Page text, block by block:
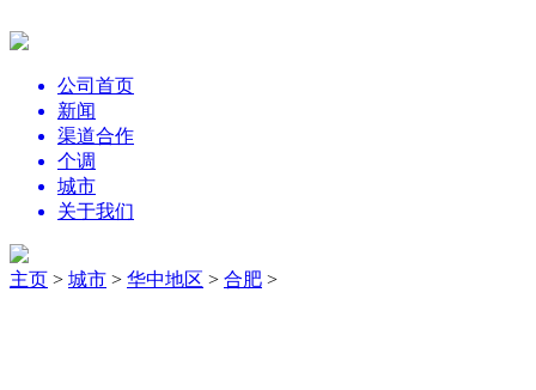
公司首页
新闻
渠道合作
个调
城市
关于我们
主页 > 城市 > 华中地区 > 合肥 >